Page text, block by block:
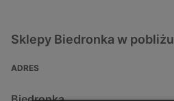
Sklepy Biedronka w pobliżu
ADRES